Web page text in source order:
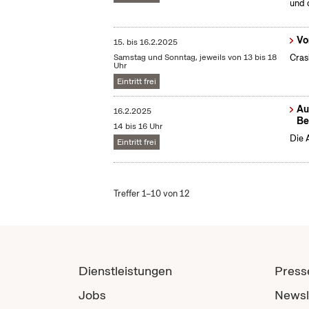
und
15. bis16.2.2025
Samstag und Sonntag, jeweils von 13 bis 18
Uhr
Eintritt frei
16.2.2025
14 bis 16 Uhr
Eintritt frei
Die
Treffer 1–10 von 12
Dienstleistungen
Jobs